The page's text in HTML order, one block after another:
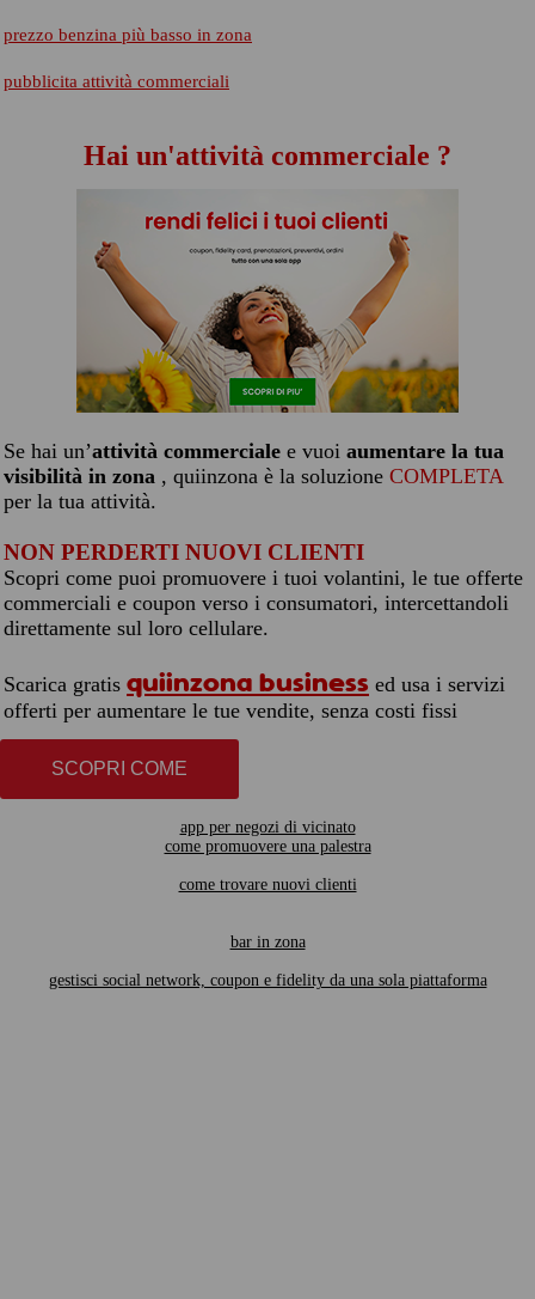
prezzo benzina più basso in zona
pubblicita attività commerciali
Hai un'attività commerciale ?
Se hai un’attività commerciale e vuoi aumentare la tua
visibilità in zona , quiinzona è la soluzione COMPLETA
per la tua attività.
NON PERDERTI NUOVI CLIENTI
Scopri come puoi promuovere i tuoi volantini, le tue offerte
commerciali e coupon verso i consumatori, intercettandoli
direttamente sul loro cellulare.
Scarica gratis quiinzona business ed usa i servizi
offerti per aumentare le tue vendite, senza costi fissi
SCOPRI COME
app per negozi di vicinato
come promuovere una palestra
come trovare nuovi clienti
bar in zona
gestisci social network, coupon e fidelity da una sola piattaforma